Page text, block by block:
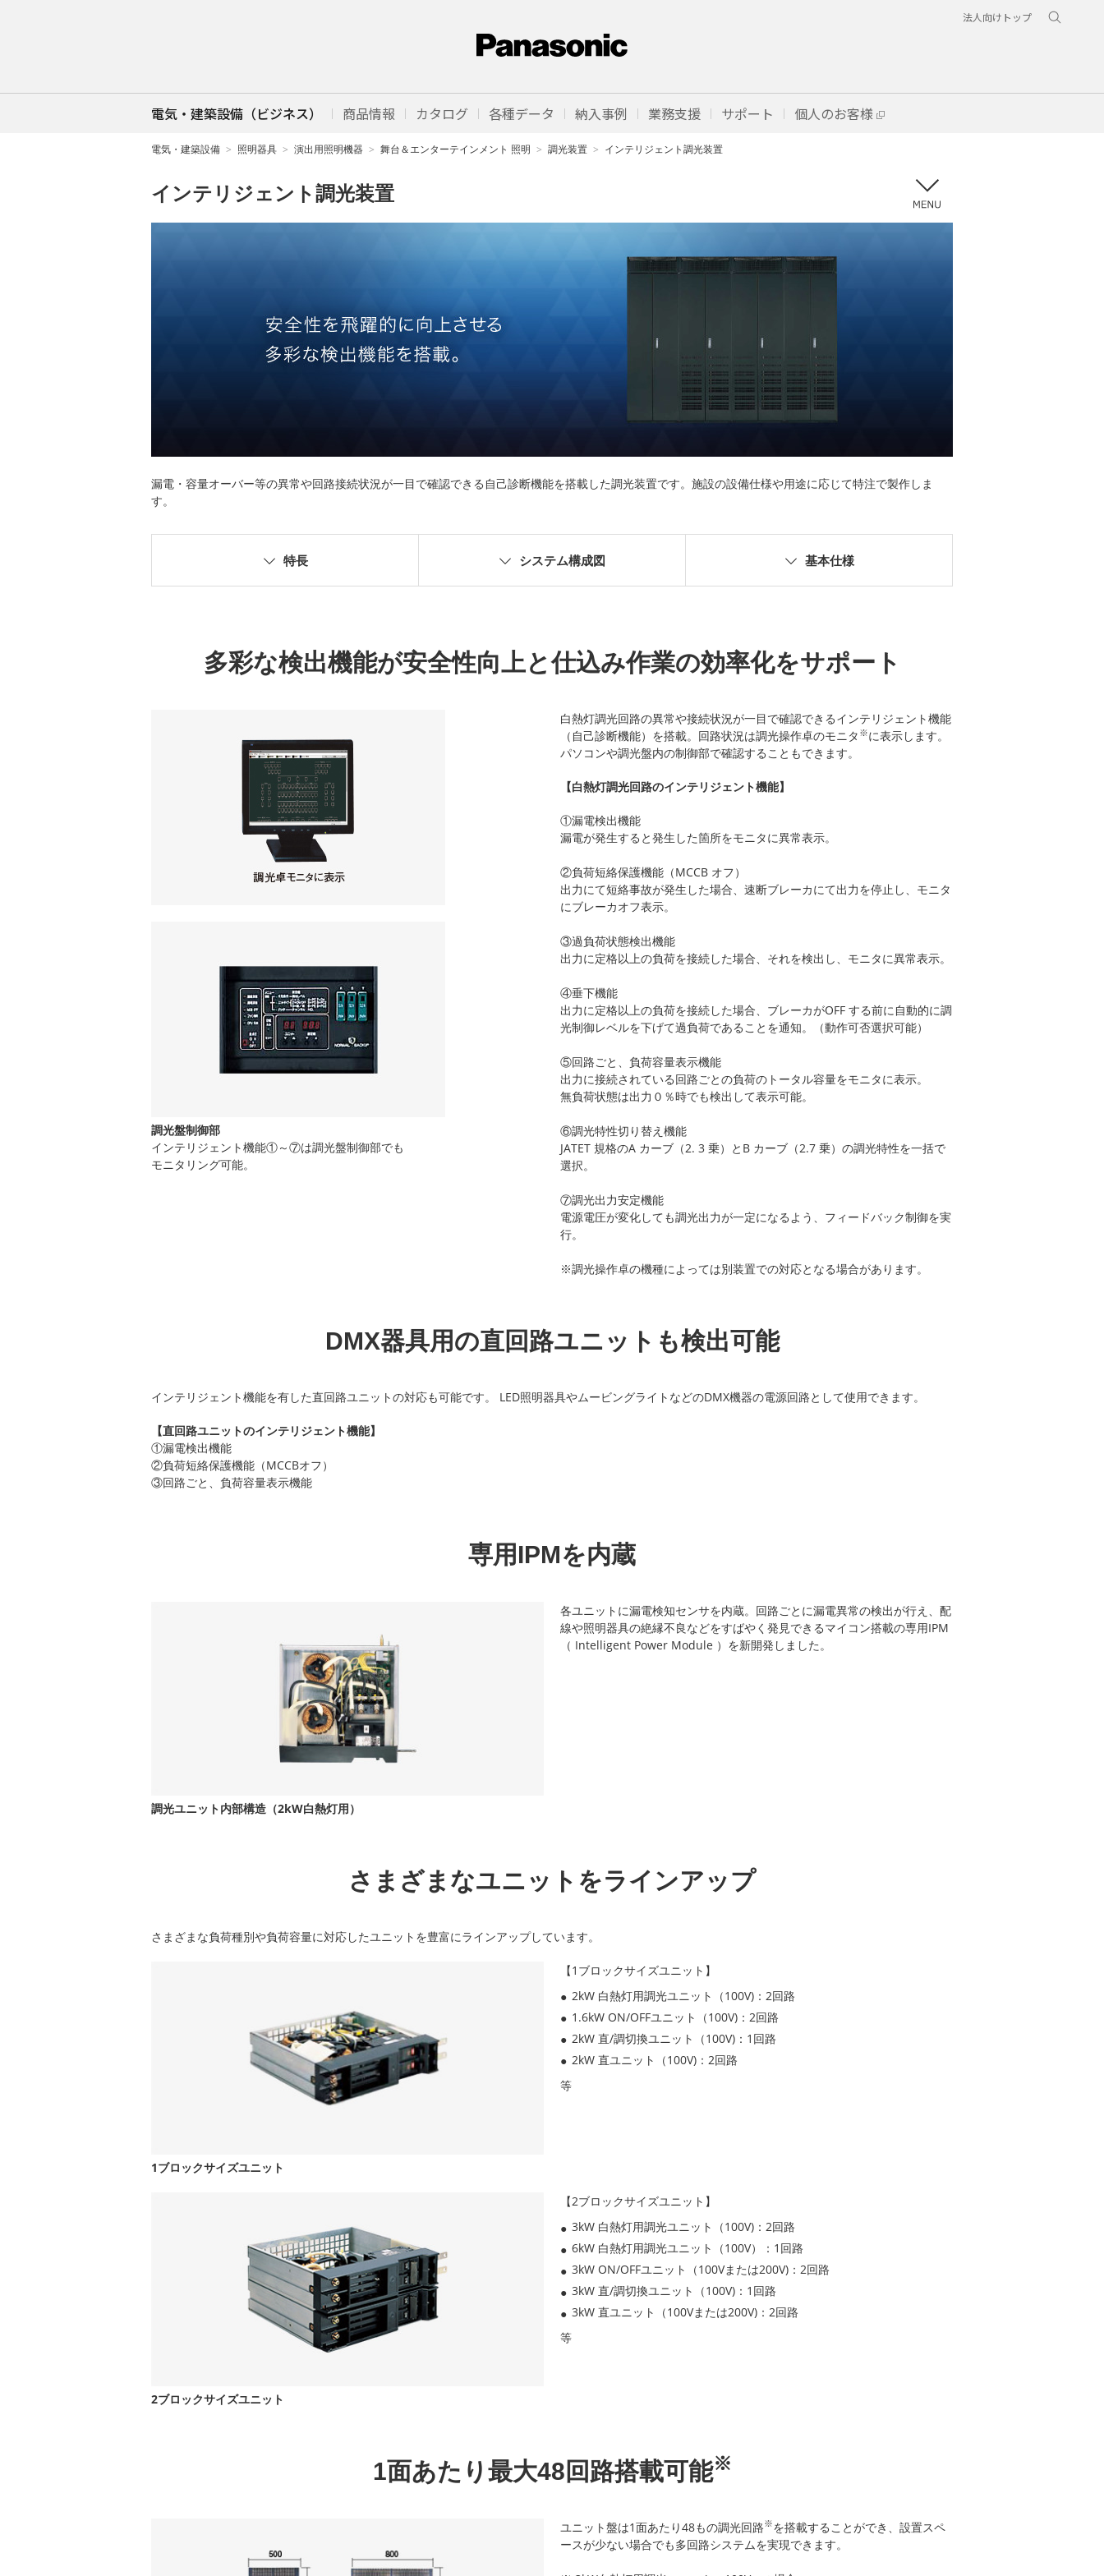
法人向けトップ
電気・建築設備（ビジネス） 商品情報 カタログ 各種データ 納入事例 業務支援 サポート 個人のお客様
電気・建築設備 照明器具 演出用照明機器 舞台＆エンターテインメント 照明 調光装置 インテリジェント調光装置
インテリジェント調光装置
漏電・容量オーバー等の異常や回路接続状況が一目で確認できる自己診断機能を搭載した調光装置です。施設の設備仕様や用途に応じて特注で製作しま
す。
特長 システム構成図 基本仕様
多彩な検出機能が安全性向上と仕込み作業の効率化をサポート
調光盤制御部
インテリジェント機能①～⑦は調光盤制御部でも
モニタリング可能。
白熱灯調光回路の異常や接続状況が一目で確認できるインテリジェント機能
（自己診断機能）を搭載。回路状況は調光操作卓のモニタ ※に表示します。
パソコンや調光盤内の制御部で確認することもできます。
【白熱灯調光回路のインテリジェント機能】
①漏電検出機能
漏電が発生すると発生した箇所をモニタに異常表示。
②負荷短絡保護機能（MCCB オフ）
出力にて短絡事故が発生した場合、速断ブレーカにて出力を停止し、モニタ
にブレーカオフ表示。
③過負荷状態検出機能
出力に定格以上の負荷を接続した場合、それを検出し、モニタに異常表示。
④垂下機能
出力に定格以上の負荷を接続した場合、ブレーカがOFF する前に自動的に調
光制御レベルを下げて過負荷であることを通知。（動作可否選択可能）
⑤回路ごと、負荷容量表示機能
出力に接続されている回路ごとの負荷のトータル容量をモニタに表示。
無負荷状態は出力０％時でも検出して表示可能。
⑥調光特性切り替え機能
JATET 規格のA カーブ（2. 3 乗）とB カーブ（2.7 乗）の調光特性を一括で
選択。
⑦調光出力安定機能
電源電圧が変化しても調光出力が一定になるよう、フィードバック制御を実
行。
※調光操作卓の機種によっては別装置での対応となる場合があります。
DMX器具用の直回路ユニットも検出可能
インテリジェント機能を有した直回路ユニットの対応も可能です。 LED照明器具やムービングライトなどのDMX機器の電源回路として使用できます。
【直回路ユニットのインテリジェント機能】
①漏電検出機能
②負荷短絡保護機能（MCCBオフ）
③回路ごと、負荷容量表示機能
専用IPMを内蔵
調光ユニット内部構造（2kW白熱灯用）
各ユニットに漏電検知センサを内蔵。回路ごとに漏電異常の検出が行え、配
線や照明器具の絶縁不良などをすばやく発見できるマイコン搭載の専用IPM
（ Intelligent Power Module ）を新開発しました。
さまざまなユニットをラインアップ
さまざまな負荷種別や負荷容量に対応したユニットを豊富にラインアップしています。
1ブロックサイズユニット
【1ブロックサイズユニット】
2kW 白熱灯用調光ユニット（100V)：2回路
1.6kW ON/OFFユニット（100V)：2回路
2kW 直/調切換ユニット（100V)：1回路
2kW 直ユニット（100V)：2回路
等
2ブロックサイズユニット
【2ブロックサイズユニット】
3kW 白熱灯用調光ユニット（100V)：2回路
6kW 白熱灯用調光ユニット（100V）：1回路
3kW ON/OFFユニット（100Vまたは200V)：2回路
3kW 直/調切換ユニット（100V)：1回路
3kW 直ユニット（100Vまたは200V)：2回路
等
1面あたり最大48回路搭載可能※
ユニット盤は1面あたり48もの調光回路※を搭載することができ、設置スペ
ースが少ない場合でも多回路システムを実現できます。